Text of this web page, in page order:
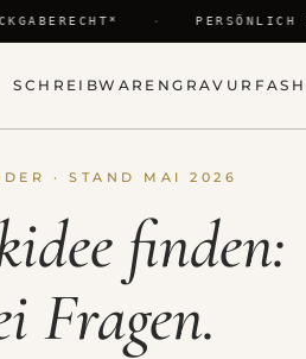
PERSÖNLICH
SCHREIBWARENGRAVUR
· STAND MAI 2026
finden:
Fragen.